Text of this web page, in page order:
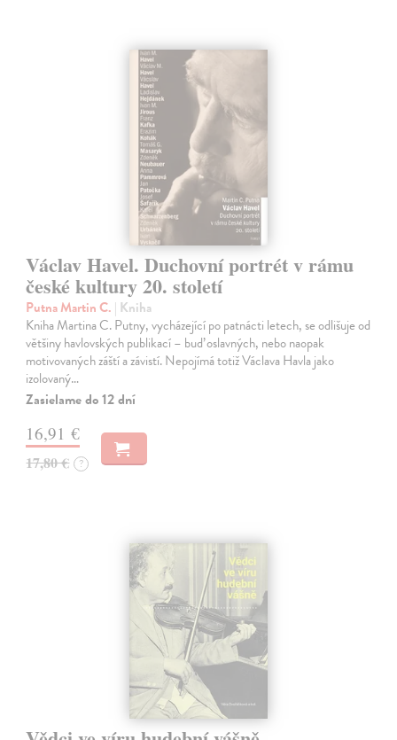
Václav Havel. Duchovní portrét v rámu
české kultury 20. století
Putna Martin C. | Kniha
Kniha Martina C. Putny, vycházející po patnácti letech, se odlišuje od
většiny havlovských publikací – buď oslavných, nebo naopak
motivovaných záští a závistí. Nepojímá totiž Václava Havla jako
izolovaný…
Zasielame do 12 dní
16,91 €
17,80 € ?